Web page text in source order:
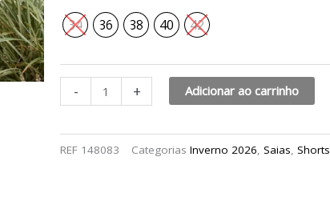
34 36 38 40 42
- + Adicionar ao carrinho
REF 148083 Categorias Inverno 2026, Saias, Shorts